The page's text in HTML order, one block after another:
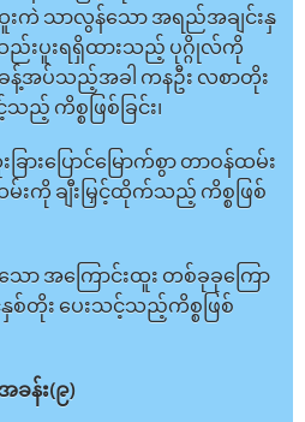
ကဲ သာလွန်သော အရည်အချင်းနှ
ည်းပူးရရှိထားသည့် ပုဂ္ဂိုလ်ကို
န့်အပ်သည့်အခါ ကနဦး လစာတိုး
ကိစ္စဖြစ်ခြင်း၊
ားပြောင်မြောက်စွာ တာဝန်ထမ်း
ကို ချီးမြှင့်ထိုက်သည့် ကိစ္စဖြစ်
ော အကြောင်းထူး တစ်ခုခုကြော
စ်တိုး ပေးသင့်သည့်ကိစ္စဖြစ်
ခန်း(၉)